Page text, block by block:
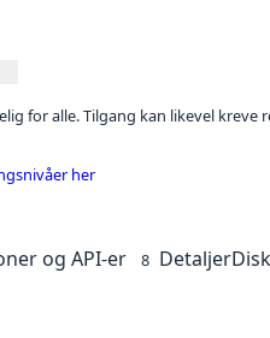
for alle. Tilgang kan likevel kreve
her
og API-er 8 Detaljer